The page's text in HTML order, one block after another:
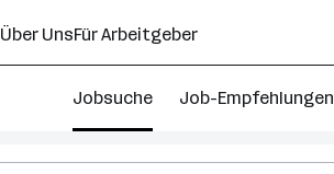
Über UnsFür Arbeitgeber
Jobsuche Job-Empfehlungen